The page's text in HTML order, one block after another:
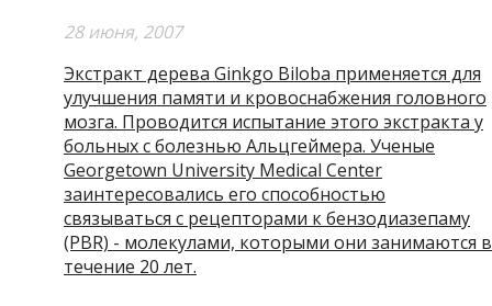
28 июня, 2007
Экстракт дерева Ginkgo Biloba применяется для
улучшения памяти и кровоснабжения головного
мозга. Проводится испытание этого экстракта у
больных с болезнью Альцгеймера. Ученые
Georgetown University Medical Center
заинтересовались его способностью
связываться с рецепторами к бензодиазепаму
(PBR) - молекулами, которыми они занимаются в
течение 20 лет.